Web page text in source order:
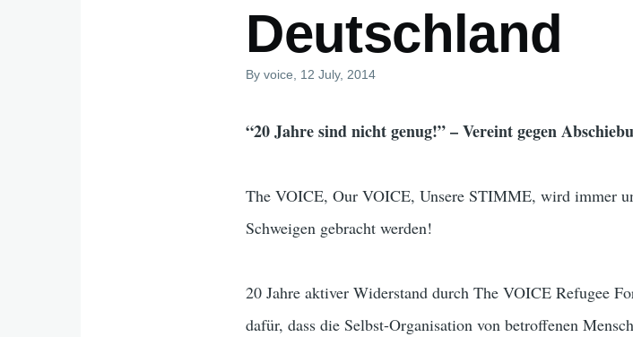
Deutschland
Byvoice , 12 July, 2014
“20 Jahre sind nicht genug!” – Vereint gegen
The VOICE, Our VOICE, Unsere STIMME, wird immer
Schweigen gebracht werden!
20 Jahre aktiver Widerstand durch The VOICE Refugee
dafür, dass die Selbst-Organisation von betroffenen